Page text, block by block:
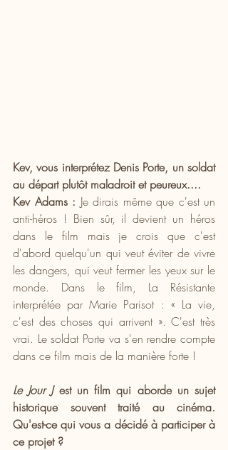
Kev, vous interprétez Denis Porte, un soldat
au départ plutôt maladroit et peureux....
Kev Adams : Je dirais même que c'est un
anti-héros ! Bien sûr, il devient un héros
dans le film mais je crois que c'est
d'abord quelqu'un qui veut éviter de vivre
les dangers, qui veut fermer les yeux sur le
monde. Dans le film, La Résistante
interprétée par Marie Parisot : « La vie,
c'est des choses qui arrivent ». C'est très
vrai. Le soldat Porte va s'en rendre compte
dans ce film mais de la manière forte !
Le Jour J est un film qui aborde un sujet
historique souvent traité au cinéma.
Qu'est-ce qui vous a décidé à participer à
ce projet ?